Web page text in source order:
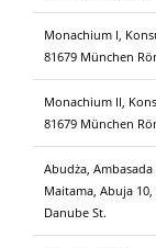
Monachium I,
81679 München
Monachium II,
81679 München
Abudża, Ambasada
Maitama, Abuja
Danube St.